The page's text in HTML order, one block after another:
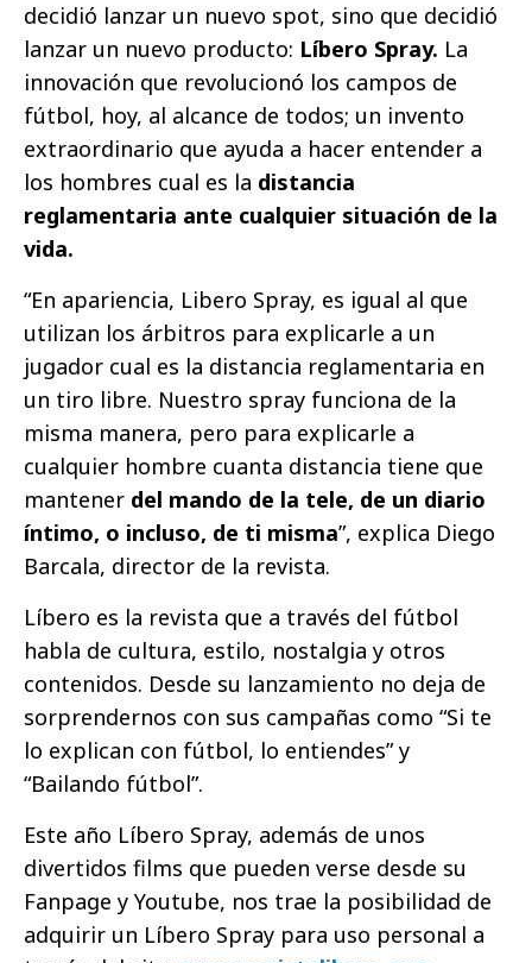
decidió lanzar un nuevo spot, sino que decidió
lanzar un nuevo producto: Líbero Spray. La
innovación que revolucionó los campos de
fútbol, hoy, al alcance de todos; un invento
extraordinario que ayuda a hacer entender a
los hombres cual es la distancia
reglamentaria ante cualquier situación de la
vida.
“En apariencia, Libero Spray, es igual al que
utilizan los árbitros para explicarle a un
jugador cual es la distancia reglamentaria en
un tiro libre. Nuestro spray funciona de la
misma manera, pero para explicarle a
cualquier hombre cuanta distancia tiene que
mantener del mando de la tele, de un diario
íntimo, o incluso, de ti misma”, explica Diego
Barcala, director de la revista.
Líbero es la revista que a través del fútbol
habla de cultura, estilo, nostalgia y otros
contenidos. Desde su lanzamiento no deja de
sorprendernos con sus campañas como “Si te
lo explican con fútbol, lo entiendes” y
“Bailando fútbol”.
Este año Líbero Spray, además de unos
divertidos films que pueden verse desde su
Fanpage y Youtube, nos trae la posibilidad de
adquirir un Líbero Spray para uso personal a